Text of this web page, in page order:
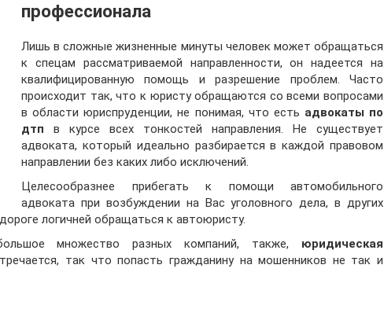
профессионала
Лишь в сложные жизненные минуты человек может обращаться
к спецам рассматриваемой направленности, он надеется на
квалифицированную помощь и разрешение проблем. Часто
происходит так, что к юристу обращаются со всеми вопросами
в области юриспруденции, не понимая, что есть адвокаты по
дтп в курсе всех тонкостей направления. Не существует
адвоката, который идеально разбирается в каждой правовом
направлении без каких либо исключений.
Целесообразнее прибегать к помощи автомобильного
адвоката при возбуждении на Вас уголовного дела, в других
логичней обращаться к автоюристу.
множество разных компаний, также, юридическая
так что попасть гражданину на мошенников не так и